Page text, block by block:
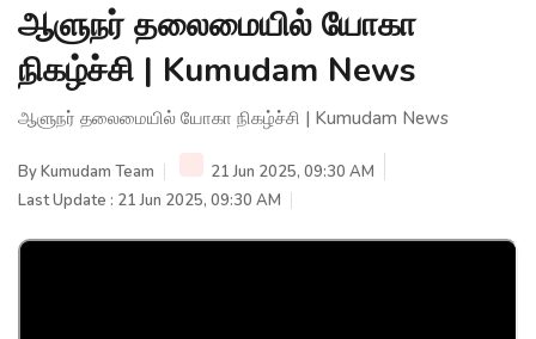
ஆளுநர் தலைமையில் யோகா
நிகழ்ச்சி | Kumudam News
ஆளுநர் தலைமையில் யோகா நிகழ்ச்சி | Kumudam News
ByKumudam Team
21 Jun 2025, 09:30 AM
Last Update : 21 Jun 2025, 09:30 AM